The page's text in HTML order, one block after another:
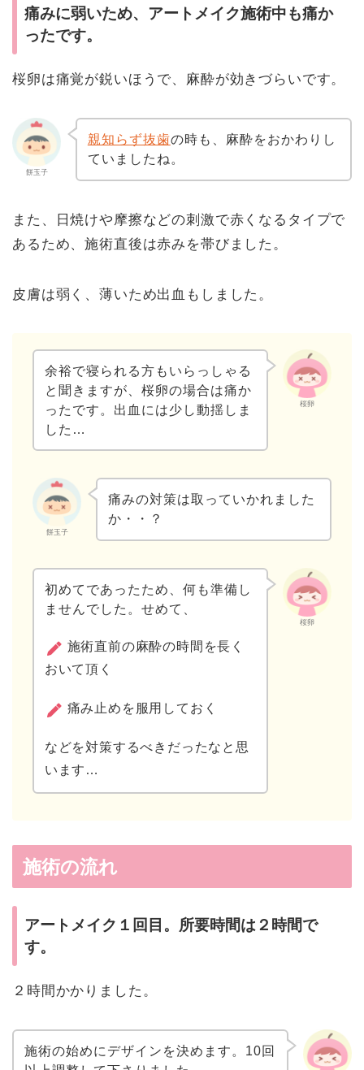
痛みに弱いため、アートメイク施術中も痛か
ったです。
桜卵は痛覚が鋭いほうで、麻酔が効きづらいです。
餅玉子
親知らず抜歯の時も、麻酔をおかわりし
ていましたね。
また、日焼けや摩擦などの刺激で赤くなるタイプで
あるため、施術直後は赤みを帯びました。
皮膚は弱く、薄いため出血もしました。
桜卵
余裕で寝られる方もいらっしゃる
と聞きますが、桜卵の場合は痛か
ったです。出血には少し動揺しま
した…
餅玉子
痛みの対策は取っていかれました
か・・？
桜卵
初めてであったため、何も準備し
ませんでした。せめて、
施術直前の麻酔の時間を長く
おいて頂く
痛み止めを服用しておく
などを対策するべきだったなと思
います…
施術の流れ
アートメイク１回目。所要時間は２時間で
す。
２時間かかりました。
施術の始めにデザインを決めます。10回